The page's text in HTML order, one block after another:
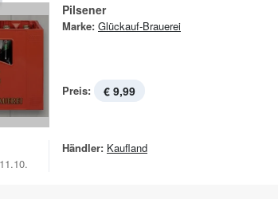
Pilsener
Marke: Glückauf-Brauerei
Preis: € 9,99
Händler: Kaufland